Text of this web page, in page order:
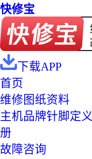
快修宝
下载APP
首页
维修图纸资料
主机品牌针脚定义
册
故障咨询